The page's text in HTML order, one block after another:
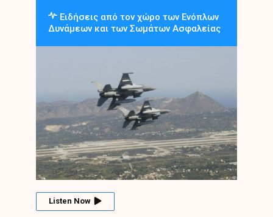
Ειδήσεις από τον χώρο των Ενόπλων
Δυνάμεων και των Σωμάτων Ασφαλείας
Listen Now